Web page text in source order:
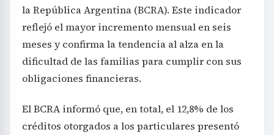
la República Argentina (BCRA). Este indicador
reflejó el mayor incremento mensual en seis
meses y confirma la tendencia al alza en la
dificultad de las familias para cumplir con sus
obligaciones financieras.
El BCRA informó que, en total, el 12,8% de los
créditos otorgados a los particulares presentó